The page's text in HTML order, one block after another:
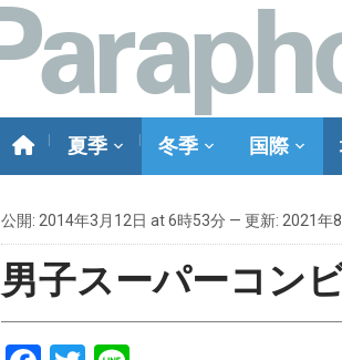
夏季 冬季 国際
公開: 2014年3月12日 at 6時53分 — 更新: 2021年
男子スーパーコン